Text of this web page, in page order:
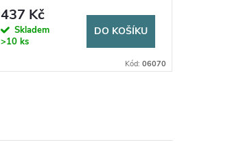
437 Kč
Skladem
>10 ks
DO KOŠÍKU
Kód: 06070